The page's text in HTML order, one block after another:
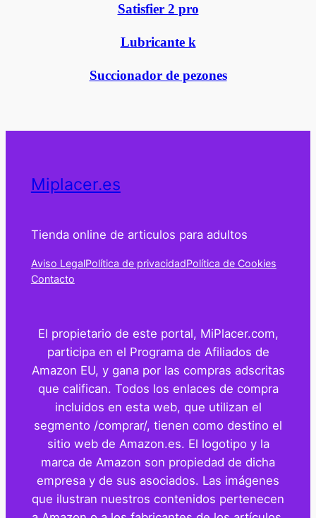
Satisfier 2 pro
Lubricante k
Succionador de pezones
Miplacer.es
Tienda online de articulos para adultos
Aviso LegalPolítica de privacidadPolítica de Cookies
Contacto
El propietario de este portal, MiPlacer.com,
participa en el Programa de Afiliados de
Amazon EU, y gana por las compras adscritas
que califican. Todos los enlaces de compra
incluidos en esta web, que utilizan el
segmento /comprar/, tienen como destino el
sitio web de Amazon.es. El logotipo y la
marca de Amazon son propiedad de dicha
empresa y de sus asociados. Las imágenes
que ilustran nuestros contenidos pertenecen